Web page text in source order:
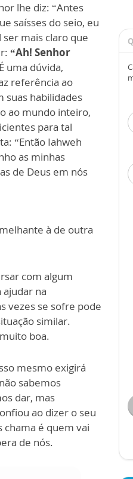
lhe diz: “Antes
saísses do seio, eu
mais claro que
“Ah! Senhor
uma dúvida,
referência ao
suas habilidades
ao mundo inteiro,
para tal
“Então Iahweh
as minhas
de Deus em nós
à de outra
com algum
ajudar na
vezes se sofre pode
similar.
boa.
mesmo exigirá
sabemos
dar, mas
ao dizer o seu
chama é quem vai
de nós.